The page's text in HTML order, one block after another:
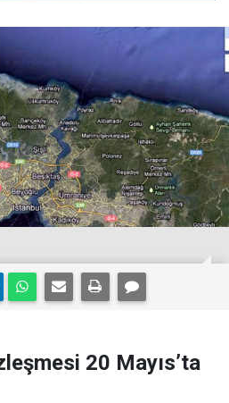
20 Mayıs’ta